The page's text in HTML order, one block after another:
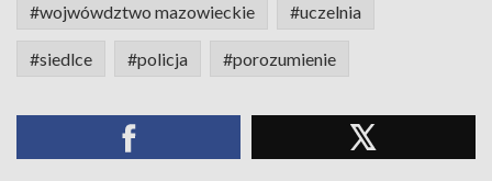
#wojwówdztwo mazowieckie #uczelnia
#siedlce #policja #porozumienie